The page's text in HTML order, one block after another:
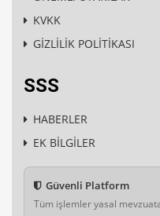
KVKK
GİZLİLİK POLİTİKASI
SSS
HABERLER
EK BİLGİLER
Güvenli Platform
Tüm işlemler yasal